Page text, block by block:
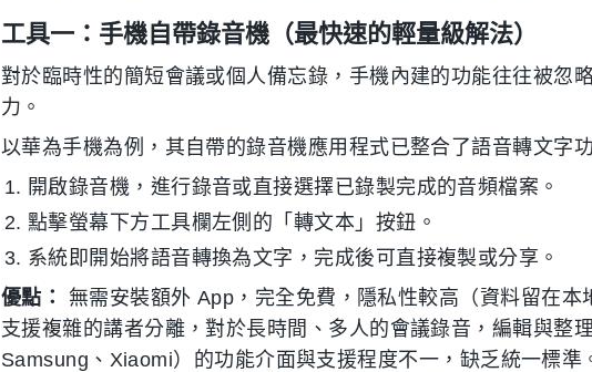
工具一：手機自帶錄音機（最快速的輕量級解法）
對於臨時性的簡短會議或個人備忘錄，手機內建的功能往往被忽
力。
以華為手機為例，其自帶的錄音機應用程式已整合了語音轉文字
開啟錄音機，進行錄音或直接選擇已錄製完成的音頻檔案。
點擊螢幕下方工具欄左側的「轉文本」按鈕。
系統即開始將語音轉換為文字，完成後可直接複製或分享。
優點：
無需安裝額外 App，完全免費，隱私性較高（資料留在本
支援複雜的講者分離，對於長時間、多人的會議錄音，編輯與整
Samsung、Xiaomi）的功能介面與支援程度不一，缺乏統一標準